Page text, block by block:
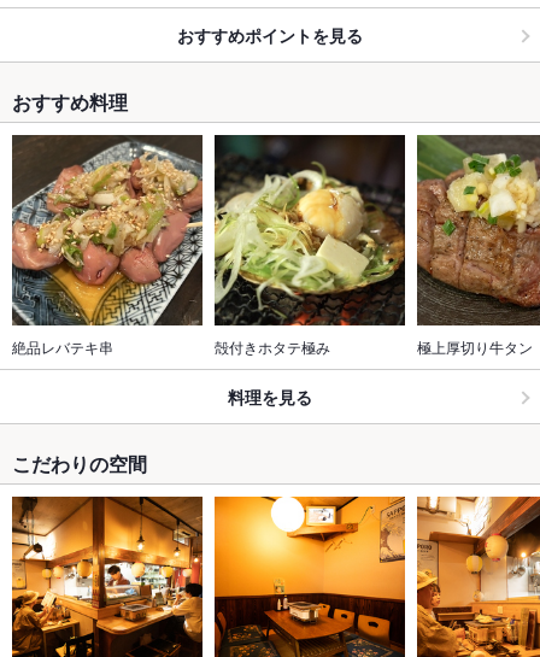
おすすめポイントを見る
おすすめ料理
絶品レバテキ串 殻付きホタテ極み 極上厚切り牛タン
料理を見る
こだわりの空間